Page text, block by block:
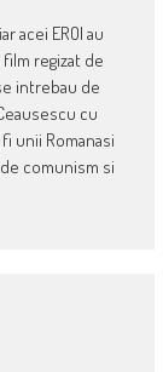
acei EROI au
regizat de
intrebau de
cu
unii Romanasi
comunism si